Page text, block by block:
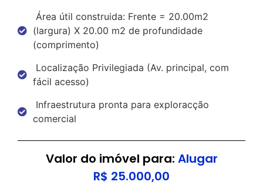
Área útil construida: Frente = 20.00m2
(largura) X 20.00 m2 de profundidade
(comprimento)
Localização Privilegiada (Av. principal, com
fácil acesso)
Infraestrutura pronta para exploracção
comercial
Valor do imóvel para: Alugar
R$ 25.000,00